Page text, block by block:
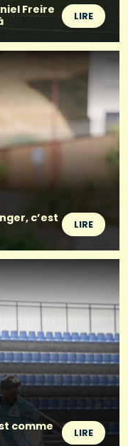
Freire
LIRE
c’est
LIRE
comme
LIRE